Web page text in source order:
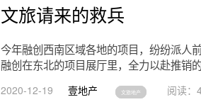
文旅请来的救兵
今年融创西南区域各地的项目，纷纷派人
融创在东北的项目展厅里，全力以赴推销
2020-12-19 壹地产 文旅地产 阅读：